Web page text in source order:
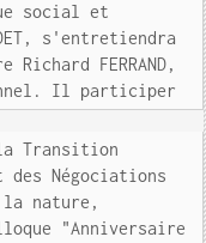
social et
s'entretiendra
FERRAND,
Il participer
la Transition
Négociations
nature,
"Anniversaire